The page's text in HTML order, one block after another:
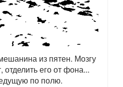
из пятен. Мозгу
его от фона...
по полю.